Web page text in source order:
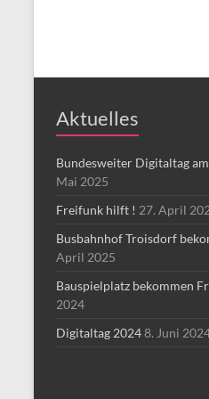
Aktuelles
Bundesweiter Digitaltag
Mai 2025
Freifunk hilft ! 27. April
Busbahnhof Troisdorf
April 2025
Bauspielplatz bekommen
2024
Digitaltag 20248. Juni